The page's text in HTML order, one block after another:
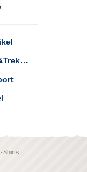
Outdoor &Trekking
Shirts